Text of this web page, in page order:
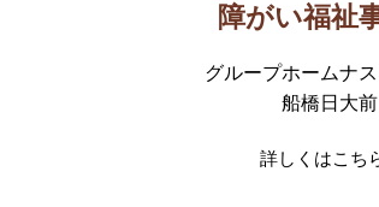
障がい福祉
グループホームナ
船橋日大前
詳しくはこち